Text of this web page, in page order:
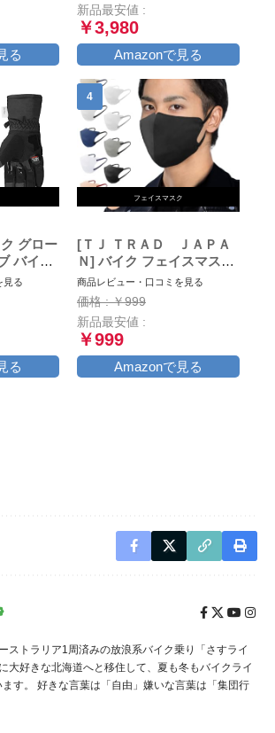
マホ対
工 通勤
L
る
新品最安値 :
￥3,980
Amazonで見る
グロー
バイク
バイグ
ホ対応
クッシ
ブラッ
見る
る
フェイスマスク
[ＴＪ ＴＲＡＤ ＪＡＰＡ
Ｎ] バイク フェイスマスク
大きめ マスク 日本製 不織
布 (大きめ30枚個包装, ブラ
ック×ブラック)
商品レビュー・口コミを見る
価格 : ￥999
新品最安値 :
￥999
Amazonで見る
ストラリア1周済みの放浪系バイク乗り「さすライ
大好きな北海道へと移住して、夏も冬もバイクライ
す。 好きな言葉は「自由」嫌いな言葉は「集団行